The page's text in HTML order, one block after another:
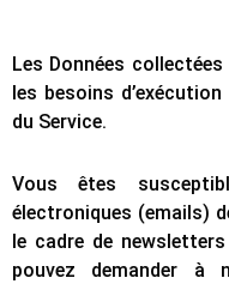
Les Données
les besoins
du Service.
Vous êtes
électroniques (emails)
le cadre de
pouvez demander à